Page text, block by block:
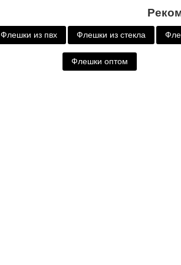
Флешки из пвх Флешки из стекла
Флешки оптом